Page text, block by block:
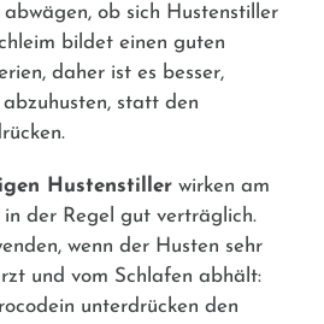
ob sich Hustenstiller
bildet einen guten
daher ist es besser,
statt den
Hustenstiller wirken am
in der Regel gut verträglich.
wenn der Husten sehr
und vom Schlafen abhält:
unterdrücken den